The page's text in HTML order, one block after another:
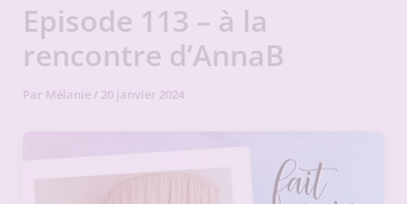
Episode 113 – à la
rencontre d’AnnaB
Par Mélanie/ 20 janvier 2024